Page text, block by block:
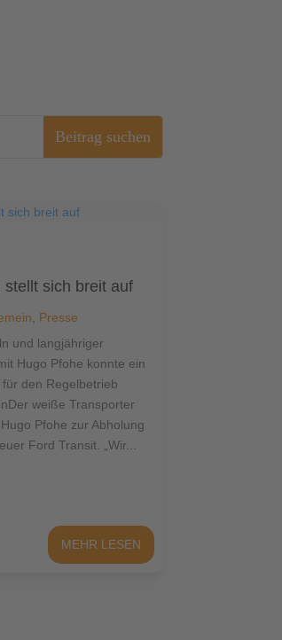
stellt sich breit auf
Presse
und langjähriger
Hugo Pfohe konnte ein
den Regelbetrieb
weiße Transporter
Pfohe zur Abholung
Ford Transit. „Wir...
MEHR LESEN